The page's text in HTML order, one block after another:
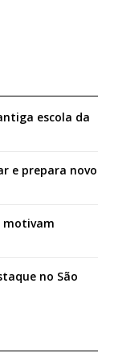
escola da
e prepara novo
motivam
no São